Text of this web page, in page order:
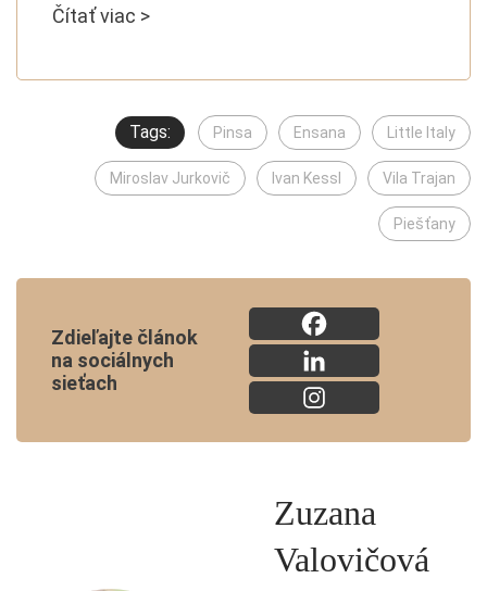
Čítať viac >
Tags: Pinsa Ensana Little Italy
Miroslav Jurkovič Ivan Kessl Vila Trajan
Piešťany
Zdieľajte článok
na sociálnych
sieťach
Zuzana
Valovičová